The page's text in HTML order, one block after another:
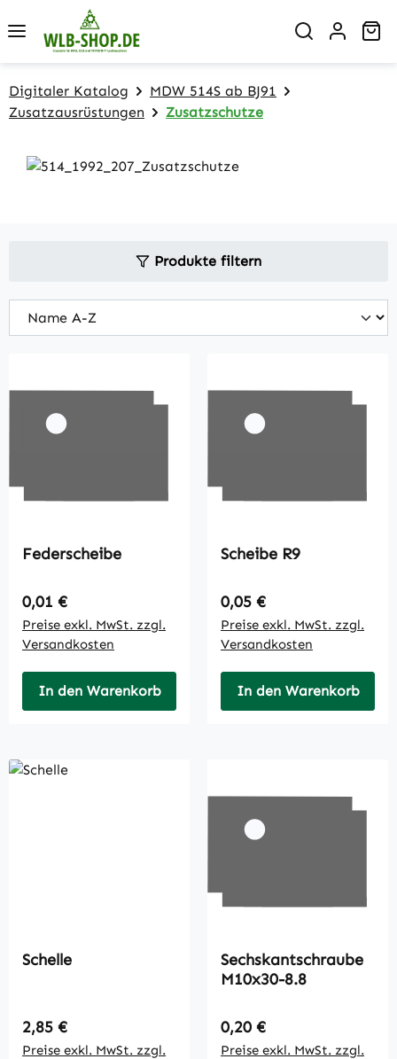
Zum Hauptinhalt springen
Digitaler Katalog
MDW 514S ab BJ91
Zusatzausrüstungen
Zusatzschutze
Produkte filtern
Federscheibe
Regulärer Preis:
0,01 €
Preise exkl. MwSt. zzgl.
Versandkosten
In den Warenkorb
Scheibe R9
Regulärer Preis:
0,05 €
Preise exkl. MwSt. zzgl.
Versandkosten
In den Warenkorb
Schelle
Regulärer Preis:
2,85 €
Preise exkl. MwSt. zzgl.
Sechskantschraube
M10x30-8.8
Regulärer Preis:
0,20 €
Preise exkl. MwSt. zzgl.